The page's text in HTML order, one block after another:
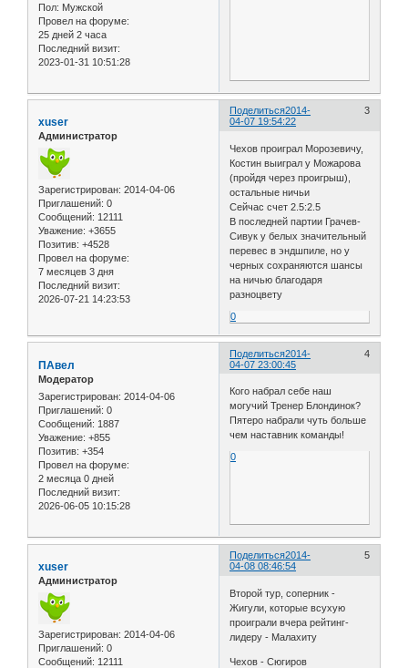
Пол: Мужской
Провел на форуме:
25 дней 2 часа
Последний визит:
2023-01-31 10:51:28
Поделиться 3
2014-
04-07 19:54:22
xuser
Администратор
Зарегистрирован: 2014-04-06
Приглашений: 0
Сообщений: 12111
Уважение: +3655
Позитив: +4528
Провел на форуме:
7 месяцев 3 дня
Последний визит:
2026-07-21 14:23:53
Чехов проиграл Морозевичу,
Костин выиграл у Можарова
(пройдя через проигрыш),
остальные ничьи
Сейчас счет 2.5:2.5
В последней партии Грачев-
Сивук у белых значительный
перевес в эндшпиле, но у
черных сохраняются шансы
на ничью благодаря
разноцвету
0
Поделиться 4
2014-
04-07 23:00:45
ПАвел
Модератор
Зарегистрирован: 2014-04-06
Приглашений: 0
Сообщений: 1887
Уважение: +855
Позитив: +354
Провел на форуме:
2 месяца 0 дней
Последний визит:
2026-06-05 10:15:28
Кого набрал себе наш
могучий Тренер Блондинок?
Пятеро набрали чуть больше
чем наставник команды!
0
Поделиться 5
2014-
04-08 08:46:54
xuser
Администратор
Зарегистрирован: 2014-04-06
Приглашений: 0
Сообщений: 12111
Второй тур, соперник -
Жигули, которые всухую
проиграли вчера рейтинг-
лидеру - Малахиту
Чехов - Сюгиров